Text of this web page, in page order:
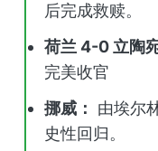
后完成救赎。
荷兰 4-0 立陶
完美收官
挪威：
由埃尔
史性回归。